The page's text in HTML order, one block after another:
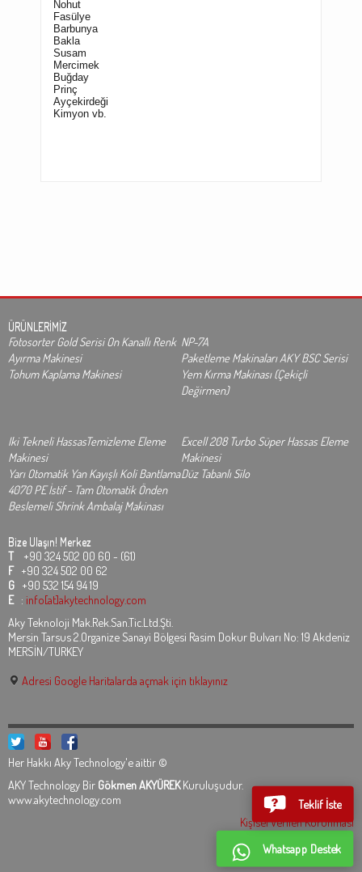
Nohut
Fasülye
Barbunya
Bakl a
Susam
Mercimek
Buğday
Prinç
Ayçekirdeği
Kimyon vb.
ÜRÜNLERİMİZ
Fotosorter Gold Serisi On Kanallı Renk
Ayırma Makinesi
NP-7A
Paketleme Makinaları AKY BSC Serisi
Tohum Kaplama Makinesi
Yem Kırma Makinası (Çekiçli
Değirmen)
Iki Tekneli HassasTemizleme Eleme
Makinesi
Excell 208 Turbo Süper Hassas Eleme
Makinesi
Yarı Otomatik Yan Kayışlı Koli BantlamaDüz Tabanlı Silo
4070 PE İstif - Tam Otomatik Önden
Beslemeli Shrink Ambalaj Makinası
Bize Ulaşın! Merkez
T +90 324 502 00 60 - (61)
F +90 324 502 00 62
G +90 532 154 94 19
E : info[at]akytechnology.com
Aky Teknoloji Mak.Rek.San.Tic.Ltd.Şti.
Mersin Tarsus 2.Organize Sanayi Bölgesi Rasim Dokur Bulvarı No: 19 Akdeniz
MERSİN/TURKEY
Adresi Google Haritalarda açmak için tıklayınız
Her Hakkı Aky Technology'e aittir ©
AKY Technology Bir Gökmen AKYÜREKKuruluşudur.
www.akytechnology.com
Kişisel Verilen Korunması
Whatsapp Destek
Teklif İste